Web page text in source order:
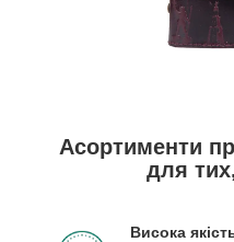
Асортименти
для
Висока